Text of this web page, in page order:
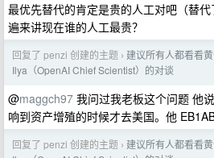
最优先替代的肯定是贵的人工对吧（替
遍来讲现在谁的人工最贵？
回复了 penzi 创建的主题 › 建议所有人都看看
Ilya（OpenAI Chief Scientist）的对谈
@maggch97 我问过我老板这个问题 他
响到资产增殖的时候才去美国。他
回复了 penzi 创建的主题 › 建议所有人都看看